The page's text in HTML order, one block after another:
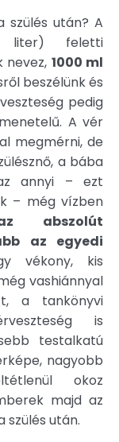
szülés után? A
feletti
nevez, 1000 ml
beszélünk és
pedig
A vér
megmérni, de
a bába
annyi – ezt
– még vízben
abszolút
az egyedi
vékony, kis
vashiánnyal
a tankönyvi
is
testalkatú
nagyobb
okoz
majd az
szülés után.